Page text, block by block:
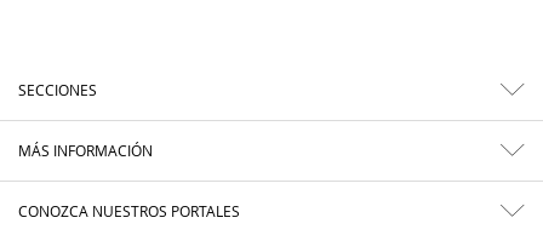
SECCIONES
MÁS INFORMACIÓN
CONOZCA NUESTROS PORTALES